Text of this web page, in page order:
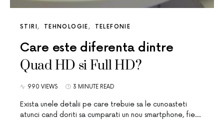
STIRI TEHNOLOGIE TELEFONIE
Care este diferenta dintre
Quad HD si Full HD?
990 VIEWS 3 MINUTE READ
Exista unele detalii pe care trebuie sa le cunoasteti
atunci cand doriti sa cumparati un nou smartphone, fie…